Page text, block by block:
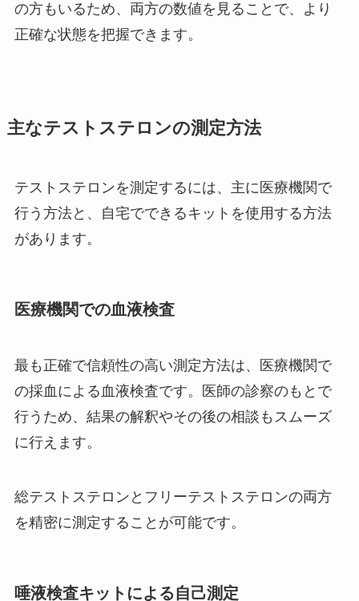
の方もいるため、両方の数値を見ることで、より
正確な状態を把握できます。
主なテストステロンの測定方法
テストステロンを測定するには、主に医療機関で
行う方法と、自宅でできるキットを使用する方法
があります。
医療機関での血液検査
最も正確で信頼性の高い測定方法は、医療機関で
の採血による血液検査です。医師の診察のもとで
行うため、結果の解釈やその後の相談もスムーズ
に行えます。
総テストステロンとフリーテストステロンの両方
を精密に測定することが可能です。
唾液検査キットによる自己測定